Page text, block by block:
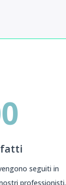
seguiti in
professionisti.